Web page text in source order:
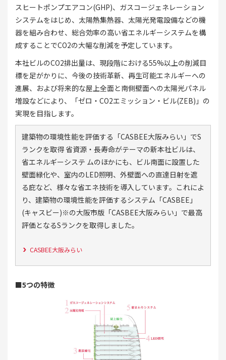
スヒートポンプエアコン(GHP)、ガスコージェネレーション
システムをはじめ、太陽熱集熱器、太陽光発電設備などの機
器を組み合わせ、総合効率の高い省エネルギーシステムを構
成することでCO2の大幅な削減を予定しています。
本社ビルのCO2排出量は、現段階における55%以上の削減目
標を足がかりに、今後の技術革新、再生可能エネルギーへの
進展、および将来的な屋上全面と南側壁面への太陽光パネル
増設などにより、「ゼロ・CO2エミッション・ビル(ZEB)」の
実現を目指します。
建築物の環境性能を評価する「CASBEE大阪みらい」でS
ランクを取得 省資源・長寿命がテーマの新本社ビルは、
省エネルギーシステ ムのほかにも、ビル南面に設置した
壁面緑化や、室内のLED照明、外壁面への直達日射を遮
る庇など、様々な省エネ技術を導入しています。これによ
り、建築物の環境性能を評価するシステム「CASBEE」
(キャスビー)※の大阪市版「CASBEE大阪みらい」で最高
評価となるSランクを取得しました。
CASBEE大阪みらい
■5つの特徴